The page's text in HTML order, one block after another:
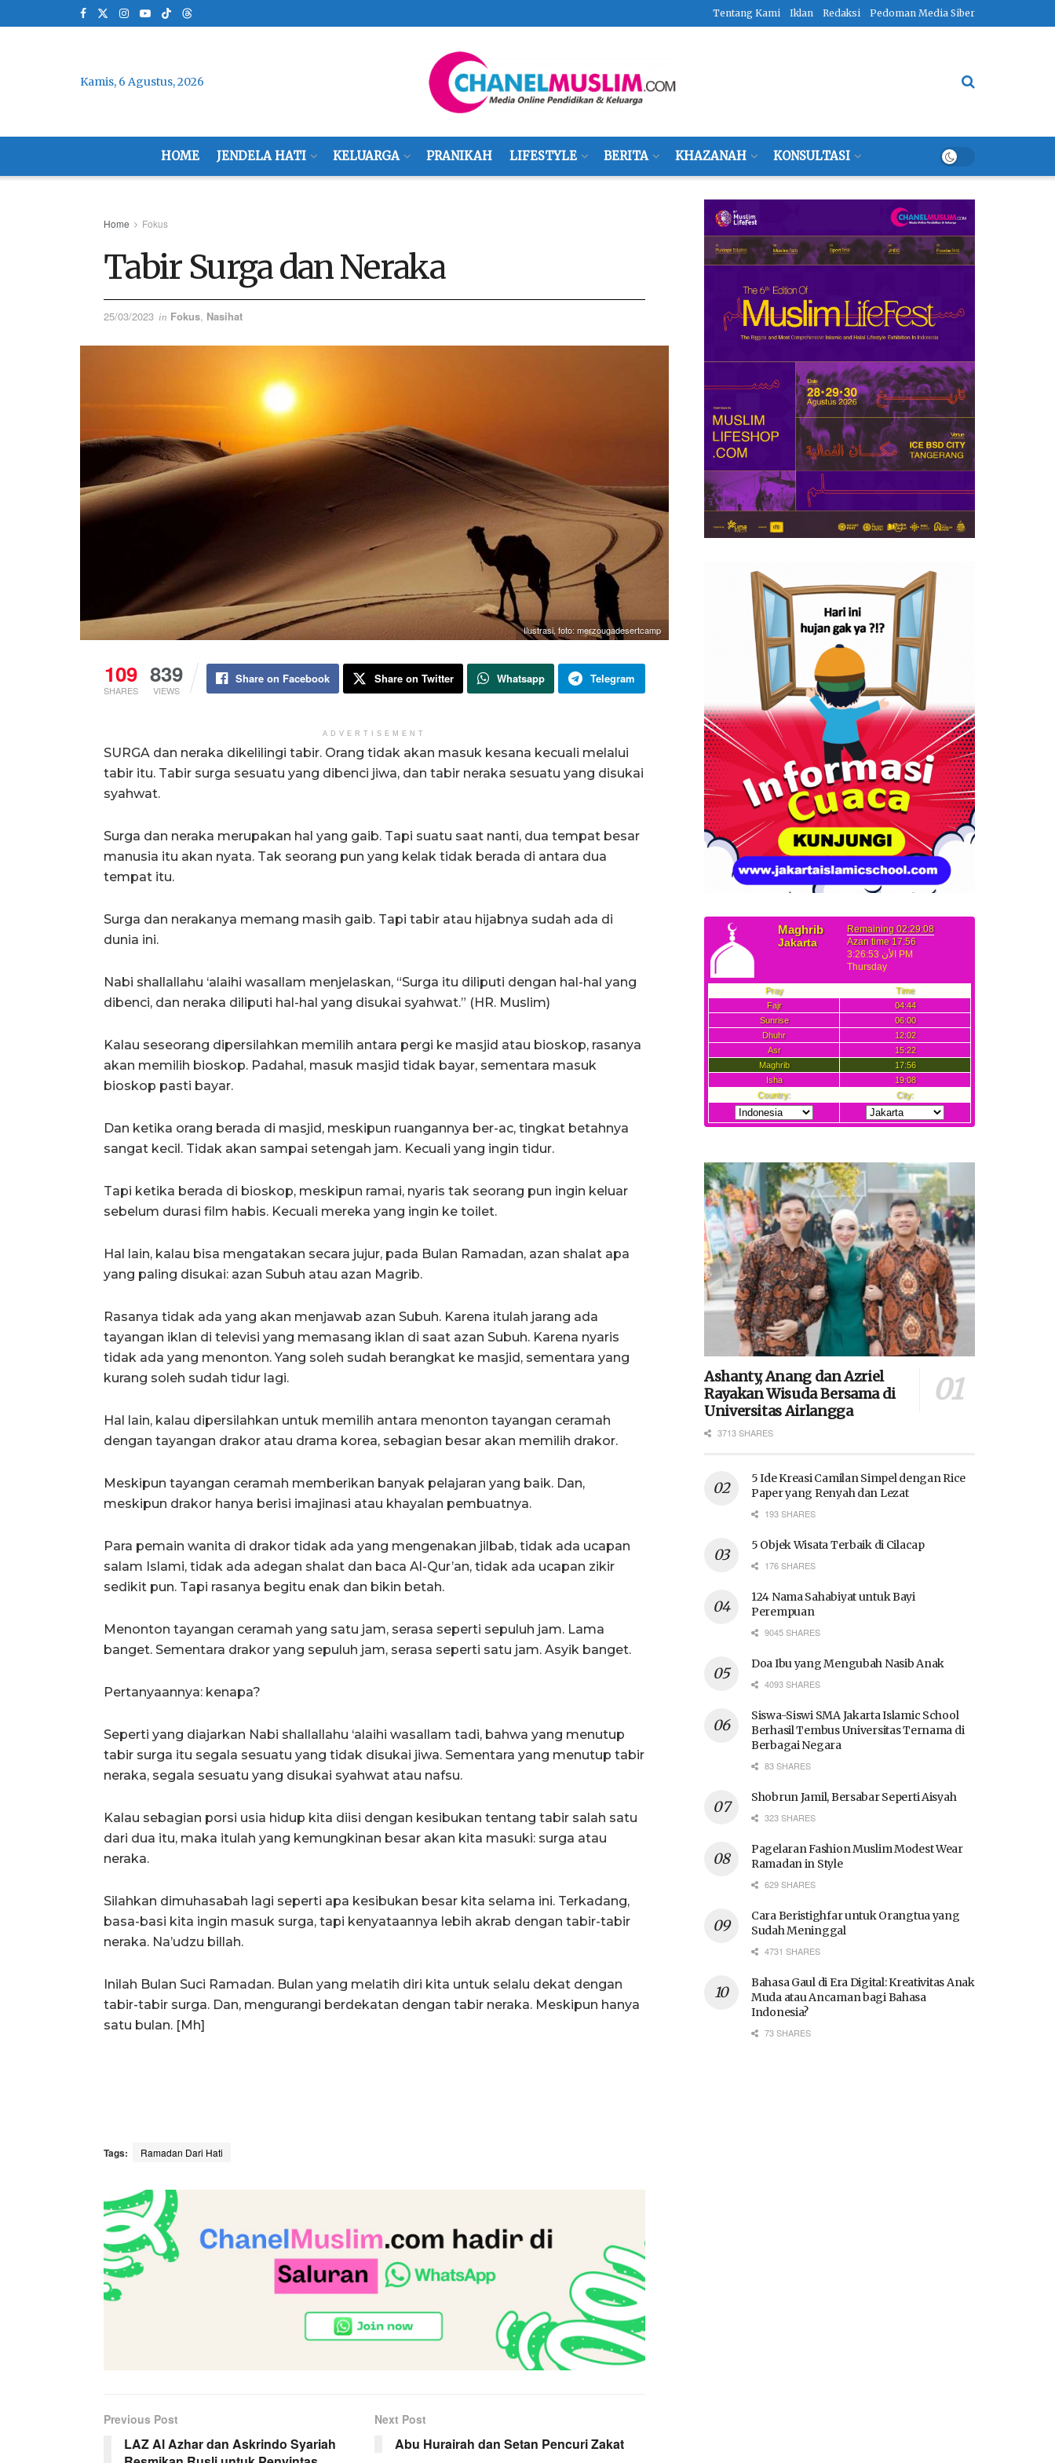
Tentang Kami Iklan Redaksi Pedoman Media Siber
Kamis, 6 Agustus, 2026
HOME JENDELA HATI KELUARGA PRANIKAH LIFESTYLE BERITA KHAZANAH KONSULTASI
Home Fokus
Tabir Surga dan Neraka
25/03/2023 in Fokus, Nasihat
Ilustrasi, foto: merzougadesertcamp
109
SHARES
839
VIEWS
Share on Facebook Share on Twitter Whatsapp Telegram
ADVERTISEMENT
SURGA dan neraka dikelilingi tabir. Orang tidak akan masuk kesana kecuali melalui
tabir itu. Tabir surga sesuatu yang dibenci jiwa, dan tabir neraka sesuatu yang disukai
syahwat.
Surga dan neraka merupakan hal yang gaib. Tapi suatu saat nanti, dua tempat besar
manusia itu akan nyata. Tak seorang pun yang kelak tidak berada di antara dua
tempat itu.
Surga dan nerakanya memang masih gaib. Tapi tabir atau hijabnya sudah ada di
dunia ini.
Nabi shallallahu ‘alaihi wasallam menjelaskan, “Surga itu diliputi dengan hal-hal yang
dibenci, dan neraka diliputi hal-hal yang disukai syahwat.” (HR. Muslim)
Kalau seseorang dipersilahkan memilih antara pergi ke masjid atau bioskop, rasanya
akan memilih bioskop. Padahal, masuk masjid tidak bayar, sementara masuk
bioskop pasti bayar.
Dan ketika orang berada di masjid, meskipun ruangannya ber-ac, tingkat betahnya
sangat kecil. Tidak akan sampai setengah jam. Kecuali yang ingin tidur.
Tapi ketika berada di bioskop, meskipun ramai, nyaris tak seorang pun ingin keluar
sebelum durasi film habis. Kecuali mereka yang ingin ke toilet.
Hal lain, kalau bisa mengatakan secara jujur, pada Bulan Ramadan, azan shalat apa
yang paling disukai: azan Subuh atau azan Magrib.
Rasanya tidak ada yang akan menjawab azan Subuh. Karena itulah jarang ada
tayangan iklan di televisi yang memasang iklan di saat azan Subuh. Karena nyaris
tidak ada yang menonton. Yang soleh sudah berangkat ke masjid, sementara yang
kurang soleh sudah tidur lagi.
Hal lain, kalau dipersilahkan untuk memilih antara menonton tayangan ceramah
dengan tayangan drakor atau drama korea, sebagian besar akan memilih drakor.
Meskipun tayangan ceramah memberikan banyak pelajaran yang baik. Dan,
meskipun drakor hanya berisi imajinasi atau khayalan pembuatnya.
Para pemain wanita di drakor tidak ada yang mengenakan jilbab, tidak ada ucapan
salam Islami, tidak ada adegan shalat dan baca Al-Qur’an, tidak ada ucapan zikir
sedikit pun. Tapi rasanya begitu enak dan bikin betah.
Menonton tayangan ceramah yang satu jam, serasa seperti sepuluh jam. Lama
banget. Sementara drakor yang sepuluh jam, serasa seperti satu jam. Asyik banget.
Pertanyaannya: kenapa?
Seperti yang diajarkan Nabi shallallahu ‘alaihi wasallam tadi, bahwa yang menutup
tabir surga itu segala sesuatu yang tidak disukai jiwa. Sementara yang menutup tabir
neraka, segala sesuatu yang disukai syahwat atau nafsu.
Kalau sebagian porsi usia hidup kita diisi dengan kesibukan tentang tabir salah satu
dari dua itu, maka itulah yang kemungkinan besar akan kita masuki: surga atau
neraka.
Silahkan dimuhasabah lagi seperti apa kesibukan besar kita selama ini. Terkadang,
basa-basi kita ingin masuk surga, tapi kenyataannya lebih akrab dengan tabir-tabir
neraka. Na’udzu billah.
Inilah Bulan Suci Ramadan. Bulan yang melatih diri kita untuk selalu dekat dengan
tabir-tabir surga. Dan, mengurangi berdekatan dengan tabir neraka. Meskipun hanya
satu bulan. [Mh]
Tags: Ramadan Dari Hati
Previous Post
LAZ Al Azhar dan Askrindo Syariah
Next Post
Abu Hurairah dan Setan Pencuri Zakat
Ashanty, Anang dan Azriel
Rayakan Wisuda Bersama di
Universitas Airlangga
3713 SHARES
5 Ide Kreasi Camilan Simpel dengan Rice
Paper yang Renyah dan Lezat
193 SHARES
5 Objek Wisata Terbaik di Cilacap
176 SHARES
124 Nama Sahabiyat untuk Bayi
Perempuan
9045 SHARES
Doa Ibu yang Mengubah Nasib Anak
4093 SHARES
Siswa-Siswi SMA Jakarta Islamic School
Berhasil Tembus Universitas Ternama di
Berbagai Negara
83 SHARES
Shobrun Jamil, Bersabar Seperti Aisyah
323 SHARES
Pagelaran Fashion Muslim Modest Wear
Ramadan in Style
629 SHARES
Cara Beristighfar untuk Orangtua yang
Sudah Meninggal
4731 SHARES
Bahasa Gaul di Era Digital: Kreativitas Anak
Muda atau Ancaman bagi Bahasa
Indonesia?
73 SHARES